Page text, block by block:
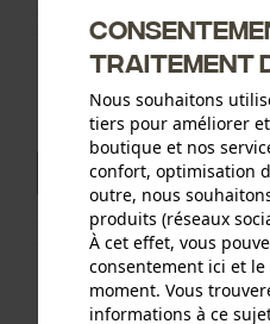
traitement
Nous souhaitons
tiers pour améliorer
boutique et nos
confort, optimisation
outre, nous
produits (réseaux
À cet effet, vous
consentement ici et
moment. Vous
informations à ce